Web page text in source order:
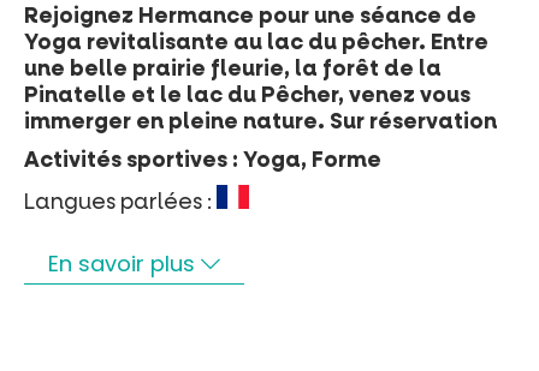
Rejoignez Hermance pour une séance de
Yoga revitalisante au lac du pêcher. Entre
une belle prairie fleurie, la forêt de la
Pinatelle et le lac du Pêcher, venez vous
immerger en pleine nature. Sur réservation
Activités sportives : Yoga, Forme
Langues parlées :
En savoir plus